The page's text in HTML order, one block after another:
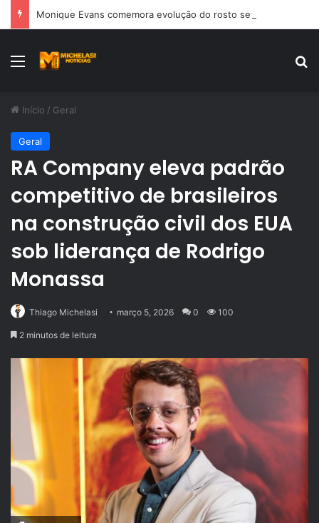
Menu
Início / Geral
Geral
RA Company eleva padrão
competitivo de brasileiros
na construção civil dos EUA
sob liderança de Rodrigo
Monassa
Thiago Michelasi março 5, 2026 0 100
2 minutos de leitura